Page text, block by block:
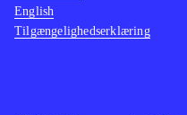
udvalgte steder
Velfortalte historier
English
Tilgængelighedserklæring